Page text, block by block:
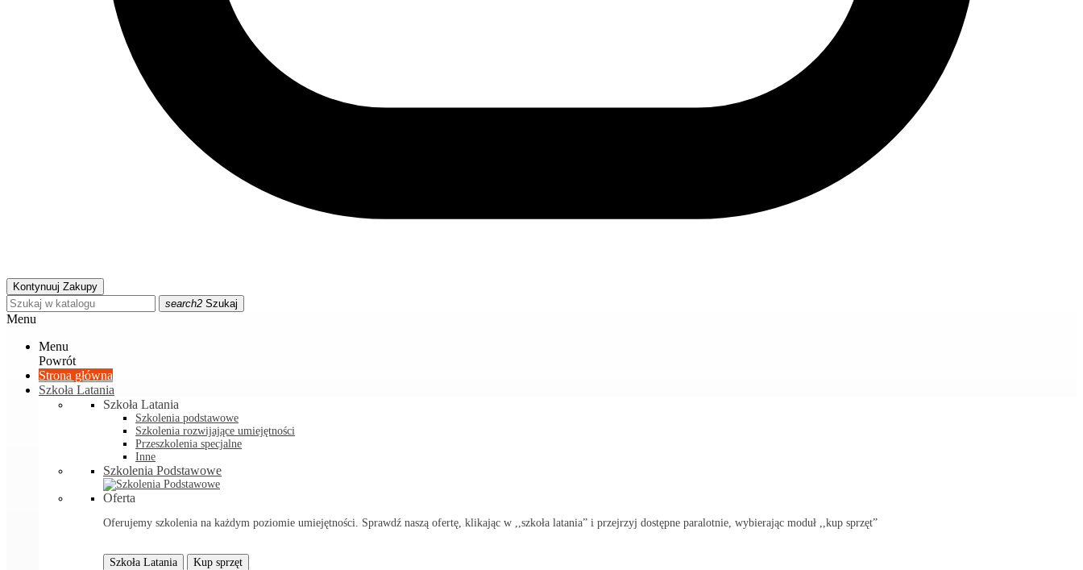
Kontynuuj Zakupy
search2 Szukaj
Menu
Menu
Powrót
Strona główna
Szkoła Latania
Szkoła Latania
Szkolenia podstawowe
Szkolenia rozwijające umiejętności
Przeszkolenia specjalne
Inne
Szkolenia Podstawowe
Oferta
Oferujemy szkolenia na każdym poziomie umiejętności. Sprawdź naszą ofertę, klikając w ,,szkoła latania” i przejrzyj dostępne paralotnie, wybierając moduł ,,kup sprzęt”
Szkoła Latania Kup sprzęt